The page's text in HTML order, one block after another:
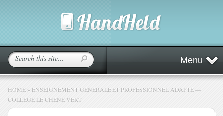
Menu
HOME » ENSEIGNEMENT GÉNÉRALE ET PROFESSIONNEL ADAPTÉ —
COLLÈGE LE CHÊNE VERT